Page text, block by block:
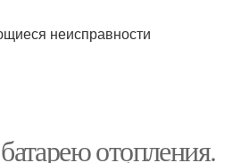
неисправности
отопления.